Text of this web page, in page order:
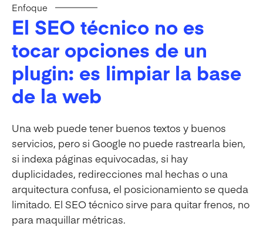
Enfoque
El SEO técnico no es
tocar opciones de un
plugin: es limpiar la base
de la web
Una web puede tener buenos textos y buenos
servicios, pero si Google no puede rastrearla bien,
si indexa páginas equivocadas, si hay
duplicidades, redirecciones mal hechas o una
arquitectura confusa, el posicionamiento se queda
limitado. El SEO técnico sirve para quitar frenos, no
para maquillar métricas.